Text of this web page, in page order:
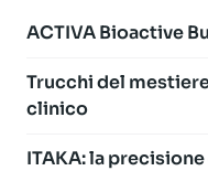
ACTIVA Bioactive
Trucchi del
clinico
ITAKA: la